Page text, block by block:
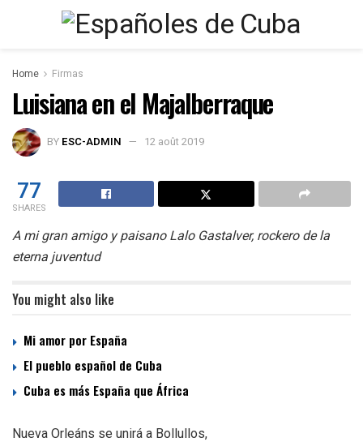
Home Firmas
Luisiana en el Majalberraque
BY ESC-ADMIN 12 août 2019
77
SHARES
A mi gran amigo y paisano Lalo Gastalver, rockero de la
eterna juventud
You might also like
Mi amor por España
El pueblo español de Cuba
Cuba es más España que África
Nueva Orleáns se unirá a Bollullos,